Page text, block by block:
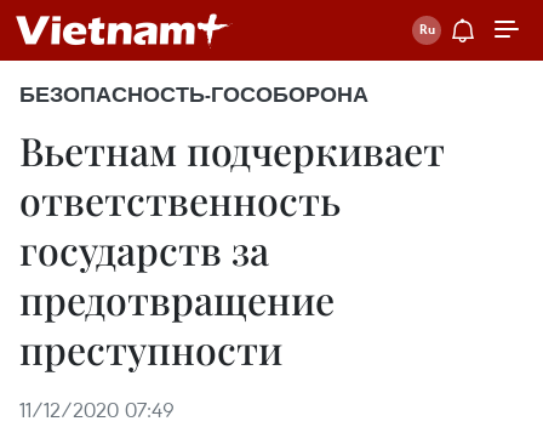
БЕЗОПАСНОСТЬ-ГОСОБОРОНА
Вьетнам подчеркивает
ответственность
государств за
предотвращение
преступности
11/12/2020 07:49